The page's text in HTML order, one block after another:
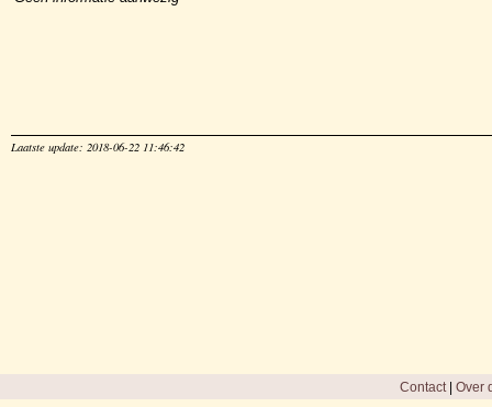
Laatste update: 2018-06-22 11:46:42
Contact| Over